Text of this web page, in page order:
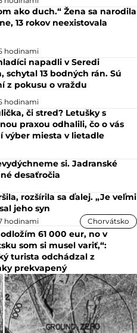
ako duch.“ Žena sa narodila
13 rokov neexistovala
hodinami
napadli v Seredi
schytal 13 bodných rán. Sú
z pokusu o vraždu
hodinami
či stred? Letušky s
praxou odhalili, čo o vás
výber miesta v lietadle
si. Jadranské
desaťročia
rozšírila sa ďalej. „Je veľmi
jeho syn
hodinami Chorvátsko
61 000 eur, no v
som si musel variť,“:
turista odchádzal z
prekvapený